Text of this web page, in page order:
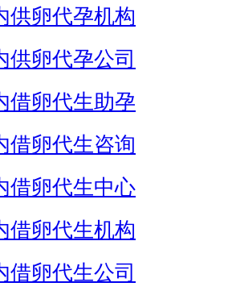
供卵代孕机构
供卵代孕公司
借卵代生助孕
借卵代生咨询
借卵代生中心
借卵代生机构
借卵代生公司